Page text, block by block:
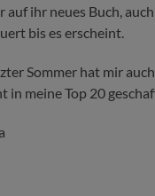
auf ihr neues Buch,
bis es erscheint.
Sommer hat mir
in meine Top 20